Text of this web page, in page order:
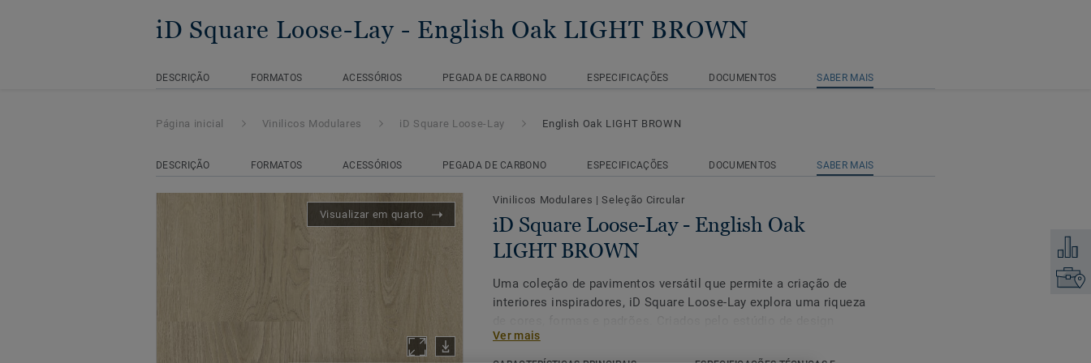
iD Square Loose-Lay - English Oak LIGHT BROWN
DESCRIÇÃO FORMATOS ACESSÓRIOS PEGADA DE CARBONO ESPECIFICAÇÕES DOCUMENTOS SABER MAIS
Página inicial Vinilicos Modulares iD Square Loose-Lay English Oak LIGHT BROWN
DESCRIÇÃO FORMATOS ACESSÓRIOS PEGADA DE CARBONO ESPECIFICAÇÕES DOCUMENTOS SABER MAIS
Visualizar em quarto
Vinilicos Modulares |Seleção Circular
iD Square Loose-Lay - English Oak
LIGHT BROWN
Uma coleção de pavimentos versátil que permite a criação de
interiores inspiradores, iD Square Loose-Lay explora uma riqueza
interno da Tarkett, os 37 estilos e cinco formatos - incluindo
formato réguas pequenas para opções de layout ainda mais
Ver mais